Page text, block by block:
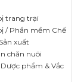
trang trại
/ Phần mềm Chế
xuất
chăn nuôi
phẩm & Vắc